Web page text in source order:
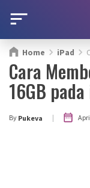
Home iPad
Cara
16GB
By Pukeva |